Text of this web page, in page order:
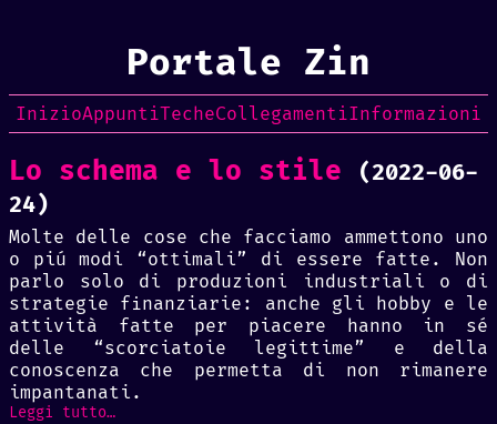
Portale Zin
InizioAppuntiTecheCollegamentiInformazioni
Lo schema e lo stile
(2022-06-
24)
Molte delle cose che facciamo ammettono uno
o piú modi “ottimali” di essere fatte. Non
parlo solo di produzioni industriali o di
strategie finanziarie: anche gli hobby e le
attività fatte per piacere hanno in sé
delle “scorciatoie legittime” e della
conoscenza che permetta di non rimanere
impantanati.
Leggi tutto…